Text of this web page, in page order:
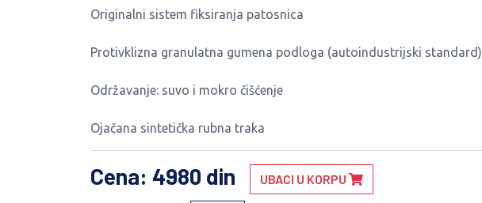
Originalni sistem fiksiranja patosnica
Protivklizna granulatna gumena podloga (autoindustrijski standard)
Održavanje: suvo i mokro čišćenje
Ojačana sintetička rubna traka
Cena: 4980 din UBACI U KORPU